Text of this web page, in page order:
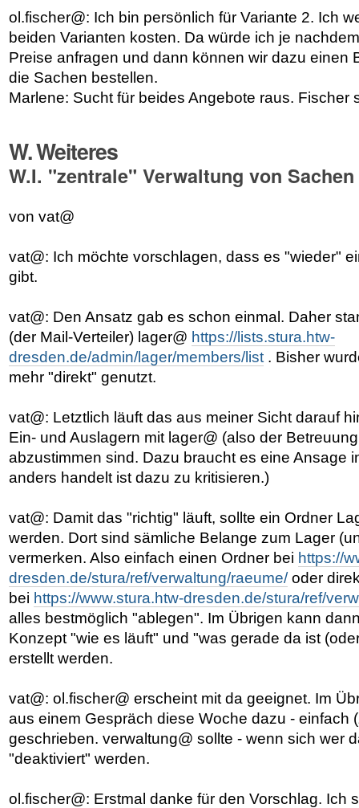
ol.fischer@: Ich bin persönlich für Variante 2. Ich
beiden Varianten kosten. Da würde ich je
Preise anfragen und dann können wir dazu einen
die Sachen bestellen.
Marlene: Sucht für beides Angebote raus. Fischer
W. Weiteres
W.I. "zentrale" Verwaltung von
von vat@
vat@: Ich möchte vorschlagen, dass es "wieder"
gibt.
vat@: Den Ansatz gab es schon einmal. Daher
(der Mail-Verteiler) lager@ https://lists.stura.htw-
dresden.de/admin/lager/members/list. Bisher
mehr "direkt" genutzt.
vat@: Letztlich läuft das aus meiner Sicht darauf
Ein- und Auslagern mit lager@ (also der
abzustimmen sind. Dazu braucht es eine Ansage
anders handelt ist dazu zu kritisieren.)
vat@: Damit das "richtig" läuft, sollte ein Ordner
werden. Dort sind sämliche Belange zum Lager
vermerken. Also einfach einen Ordner bei https://
dresden.de/stura/ref/verwaltung/raeume/oder
bei https://www.stura.htw-dresden.de/stura/ref/
alles bestmöglich "ablegen". Im Übrigen kann
Konzept "wie es läuft" und "was gerade da ist
erstellt werden.
vat@: ol.fischer@ erscheint mit da geeignet. Im
aus einem Gespräch diese Woche dazu - einfach
geschrieben. verwaltung@ sollte - wenn sich wer
"deaktiviert" werden.
ol.fischer@: Erstmal danke für den Vorschlag. Ich